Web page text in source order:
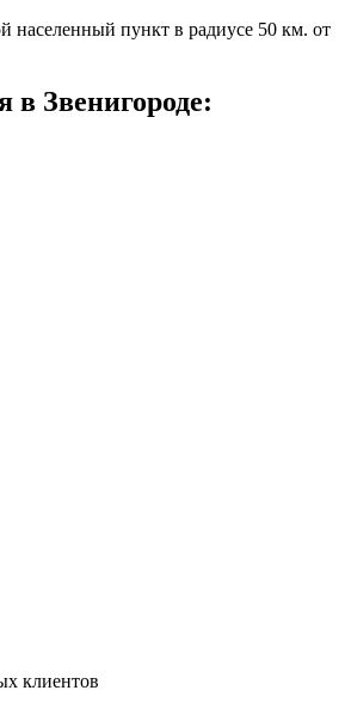
населенный пункт в радиусе 50 км. от
Звенигороде:
клиентов